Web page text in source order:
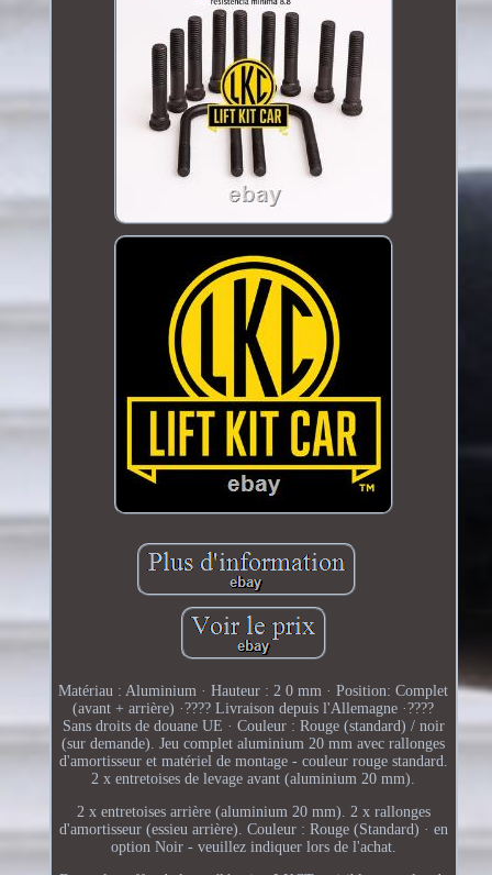
Matériau : Aluminium · Hauteur : 2 0 mm · Position: Complet
(avant + arrière) ·???? Livraison depuis l'Allemagne ·????
Sans droits de douane UE · Couleur : Rouge (standard) / noir
(sur demande). Jeu complet aluminium 20 mm avec rallonges
d'amortisseur et matériel de montage - couleur rouge standard.
2 x entretoises de levage avant (aluminium 20 mm).
2 x entretoises arrière (aluminium 20 mm). 2 x rallonges
d'amortisseur (essieu arrière). Couleur : Rouge (Standard) · en
option Noir - veuillez indiquer lors de l'achat.